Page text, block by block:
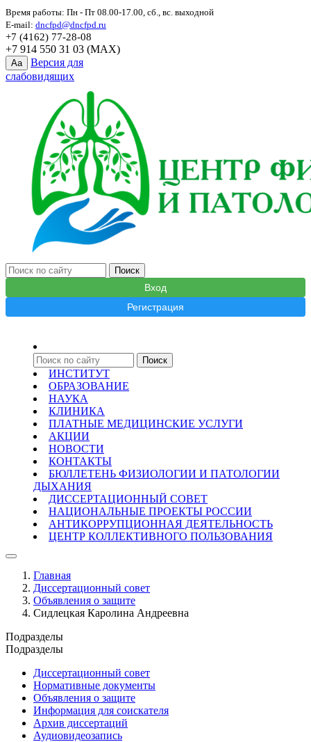
Время работы: Пн - Пт 08.00-17.00, сб., вс. выходной
E-mail: dncfpd@dncfpd.ru
+7 (4162) 77-28-08
+7 914 550 31 03 (MAX)
Aa
Версия для
слабовидящих
Вход
Регистрация
ИНСТИТУТ
ОБРАЗОВАНИЕ
НАУКА
КЛИНИКА
ПЛАТНЫЕ МЕДИЦИНСКИЕ УСЛУГИ
АКЦИИ
НОВОСТИ
КОНТАКТЫ
БЮЛЛЕТЕНЬ ФИЗИОЛОГИИ И ПАТОЛОГИИ
ДЫХАНИЯ
ДИССЕРТАЦИОННЫЙ СОВЕТ
НАЦИОНАЛЬНЫЕ ПРОЕКТЫ РОССИИ
АНТИКОРРУПЦИОННАЯ ДЕЯТЕЛЬНОСТЬ
ЦЕНТР КОЛЛЕКТИВНОГО ПОЛЬЗОВАНИЯ
Главная
Диссертационный совет
Объявления о защите
Сидлецкая Каролина Андреевна
Подразделы
Подразделы
Диссертационный совет
Нормативные документы
Объявления о защите
Информация для соискателя
Архив диссертаций
Аудиовидеозапись